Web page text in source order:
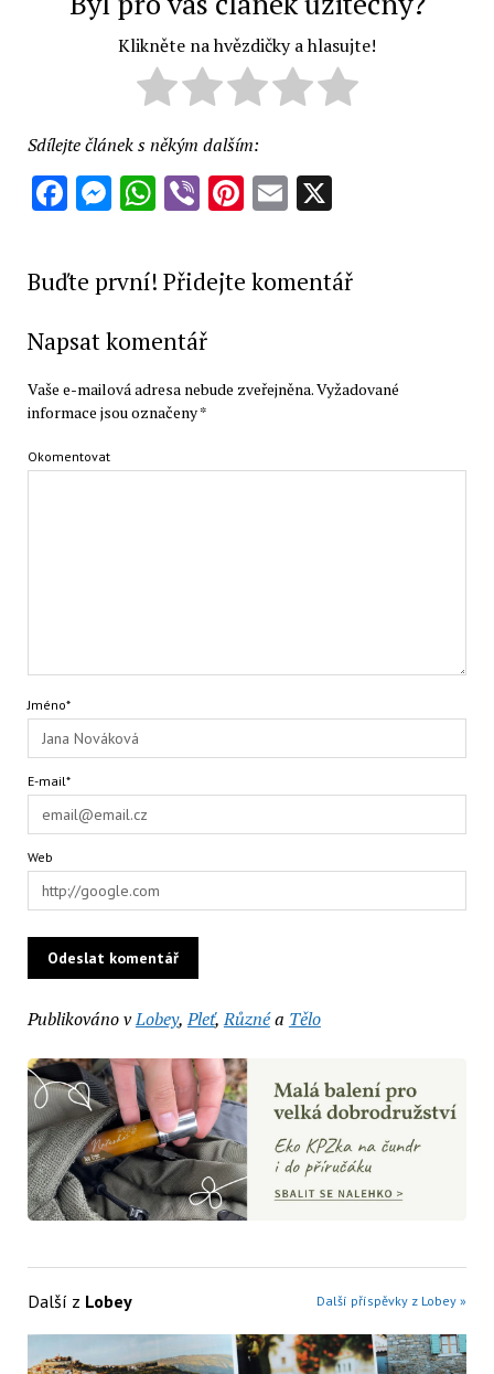
Klikněte na hvězdičky a hlasujte!
Sdílejte článek s někým dalším:
Facebook
Messenger
WhatsApp
ViberPinterest
Email
X
Buďte první! Přidejte komentář
Napsat komentář
Vaše e-mailová adresa nebude zveřejněna.Vyžadované
informace jsou označeny*
Okomentovat
Jméno*
E-mail*
Web
Publikováno vLobey,Pleť,Různéa Tělo
Další z Lobey Další příspěvky z Lobey »